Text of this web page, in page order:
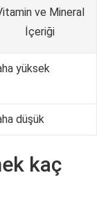
ve Mineral
İçeriği
yüksek
düşük
kaç